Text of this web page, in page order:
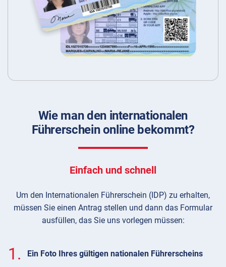
Wie man den internationalen
Führerschein online bekommt?
Einfach und schnell
Um den Internationalen Führerschein (IDP) zu erhalten,
müssen Sie einen Antrag stellen und dann das Formular
ausfüllen, das Sie uns vorlegen müssen:
1. Ein Foto Ihres gültigen nationalen Führerscheins